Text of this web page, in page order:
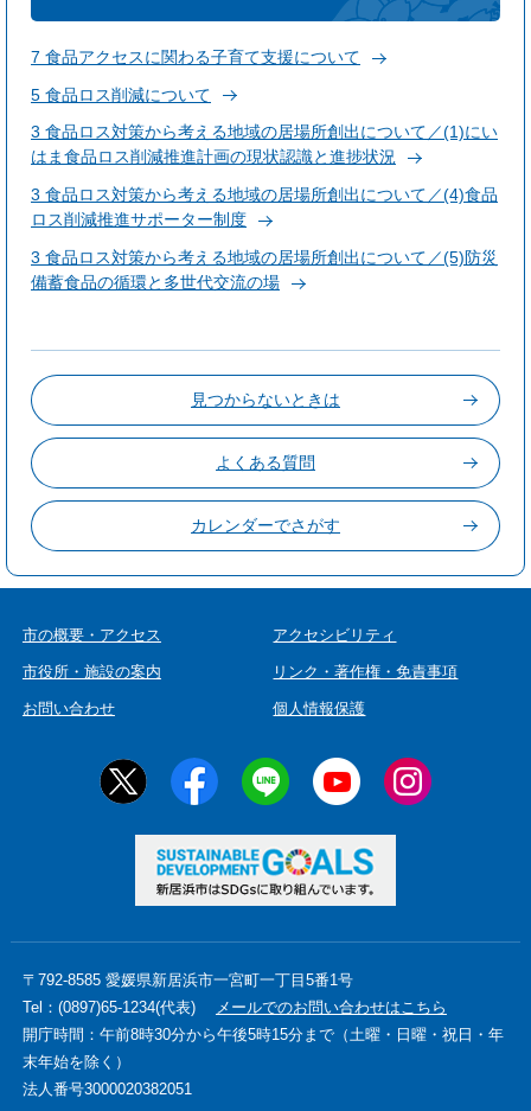
7 食品アクセスに関わる子育て支援について
5 食品ロス削減について
3 食品ロス対策から考える地域の居場所創出について／(1)にい
はま食品ロス削減推進計画の現状認識と進捗状況
3 食品ロス対策から考える地域の居場所創出について／(4)食品
ロス削減推進サポーター制度
3 食品ロス対策から考える地域の居場所創出について／(5)防災
備蓄食品の循環と多世代交流の場
見つからないときは
よくある質問
カレンダーでさがす
市の概要・アクセス
市役所・施設の案内
お問い合わせ
アクセシビリティ
リンク・著作権・免責事項
個人情報保護
〒792-8585 愛媛県新居浜市一宮町一丁目5番1号
Tel：(0897)65-1234(代表)
メールでのお問い合わせはこちら
開庁時間：午前8時30分から午後5時15分まで（土曜・日曜・祝日・年
末年始を除く）
法人番号3000020382051